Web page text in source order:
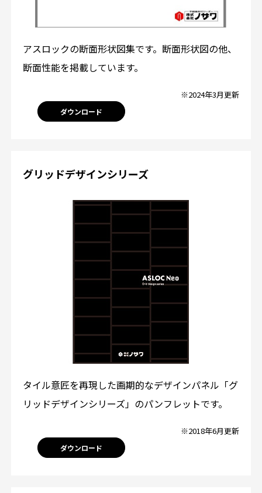
アスロックの断面形状図集です。断面形状図の他、
断面性能を掲載しています。
※2024年3月更新
ダウンロード
グリッドデザインシリーズ
タイル意匠を再現した画期的なデザインパネル「グ
リッドデザインシリーズ」のパンフレットです。
※2018年6月更新
ダウンロード